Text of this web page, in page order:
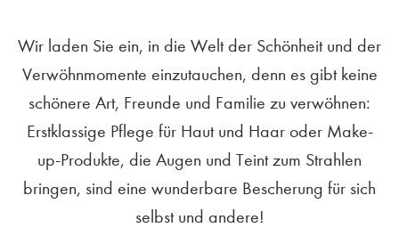
Wir laden Sie ein, in die Welt der Schönheit und der
Verwöhnmomente einzutauchen, denn es gibt keine
schönere Art, Freunde und Familie zu verwöhnen:
Erstklassige Pflege für Haut und Haar oder Make-
up-Produkte, die Augen und Teint zum Strahlen
bringen, sind eine wunderbare Bescherung für sich
selbst und andere!